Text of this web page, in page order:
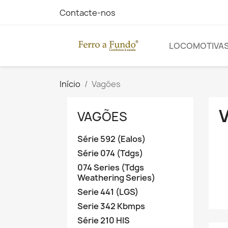
Contacte-nos
Início Vagões
VAGÕES
Série 592 (Ealos)
Série 074 (Tdgs)
074 Series (Tdgs
Weathering Series)
Serie 441 (LGS)
Serie 342 Kbmps
Série 210 HIS